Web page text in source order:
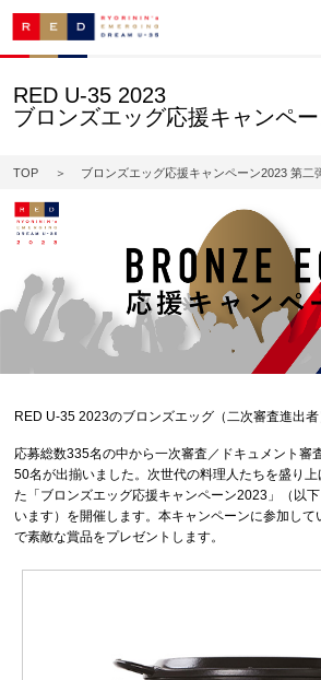
RED U-35 2023
ブロンズエッグ応援キャンペ
TOP ブロンズエッグ応援キャンペーン2023 第二
RED U-35 2023のブロンズエッグ（二次審査進出者
応募総数335名の中から一次審査／ドキュメント審
50名が出揃いました。次世代の料理人たちを盛り
た「ブロンズエッグ応援キャンペーン2023」（以
います）を開催します。本キャンペーンに参加し
で素敵な賞品をプレゼントします。